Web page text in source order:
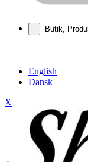
English
Dansk
X